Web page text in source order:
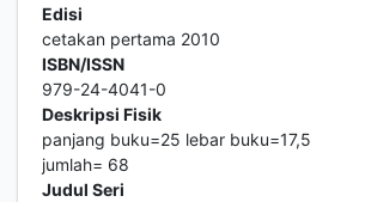
Edisi
cetakan pertama 2010
ISBN/ISSN
979-24-4041-0
Deskripsi Fisik
panjang buku=25 lebar buku=17,5
jumlah= 68
Judul Seri